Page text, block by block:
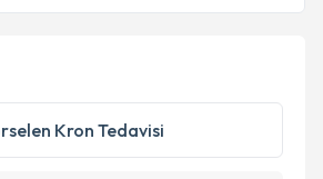
işlenmesine ilişkinAydınlatma
ve kişisel verilerimin belirtilen
işlenmesini kabul ediyorum.
Kron Tedavisi